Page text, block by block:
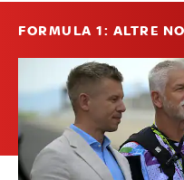
FORMULA 1: ALTRE